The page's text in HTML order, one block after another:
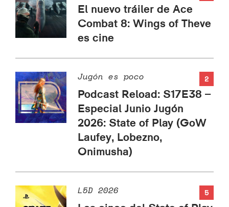
El nuevo tráiler de Ace
Combat 8: Wings of Theve
es cine
2
Jugón es poco
Podcast Reload: S17E38 –
Especial Junio Jugón
2026: State of Play (GoW
Laufey, Lobezno,
Onimusha)
5
L5D 2026